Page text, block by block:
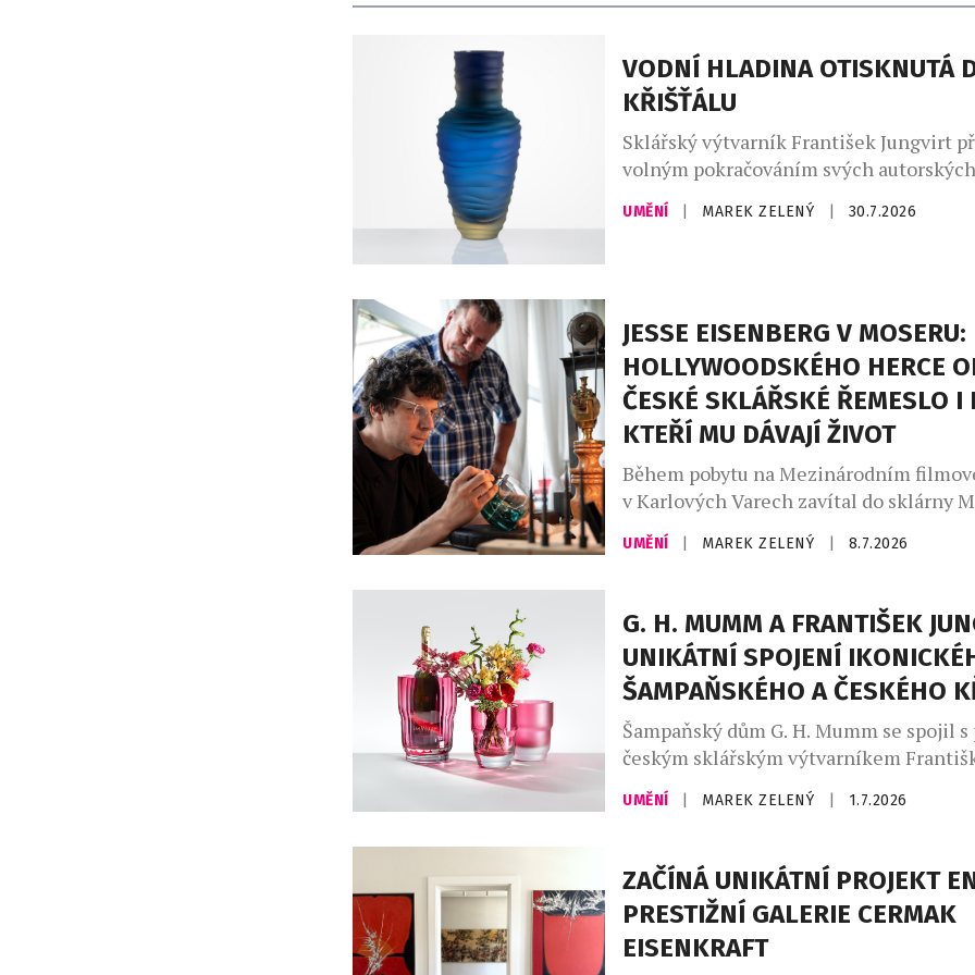
VODNÍ HLADINA OTISKNUTÁ
KŘIŠŤÁLU
Sklářský výtvarník František Jungvirt
volným pokračováním svých autorských
sběratelských kolekcí Garden Unique a
nyní o dva sběratelské unikáty s
spolupracuje. Nejnovější přírůstky
fluidního […]
UMĚNÍ MAREK ZELENÝ 30.7.2026
JESSE EISENBERG V MOSERU:
HOLLYWOODSKÉHO HERCE
ČESKÉ SKLÁŘSKÉ ŘEMESLO I
KTEŘÍ MU DÁVAJÍ ŽIVOT
Během pobytu na Mezinárodním
v Karlových Varech zavítal do sklárny
hollywoodský herec, scenárista a režisér
Eisenberg. Návštěva se nesla ve
kteří mu dávají tvář. Fascinovalo ho, že
let předávají stejné postupy, dovednosti
generace […]
UMĚNÍ MAREK ZELENÝ 8.7.2026
G. H. MUMM A FRANTIŠEK
UNIKÁTNÍ SPOJENÍ
ŠAMPAŇSKÉHO A ČESKÉHO
Šampaňský dům G. H. Mumm se spojil s
českým sklářským výtvarníkem
Jungvirtem. Výsledkem této exkluzivní
monumentální umělecký objekt The
propojují staletou tradici champagne
moderním českým designem. Částka z
unikátního díla bude v plné výši
prospěch Nadace Dagmar a […]
UMĚNÍ MAREK ZELENÝ 1.7.2026
ZAČÍNÁ UNIKÁTNÍ PROJEKT
PRESTIŽNÍ GALERIE CERMAK
EISENKRAFT